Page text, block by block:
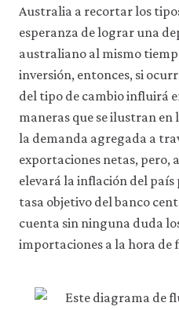
Australia a recortar los
esperanza de lograr una
australiano al mismo
inversión, entonces, si
del tipo de cambio influirá
maneras que se ilustran
la demanda agregada a
exportaciones netas, pero,
elevará la inflación del
tasa objetivo del banco
cuenta sin ninguna duda
importaciones a la hora